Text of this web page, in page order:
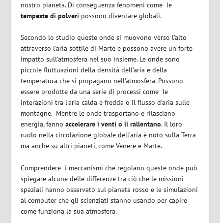
nostro pianeta. Di conseguenza fenomeni come le
tempeste di polveri possono diventare globali.
Secondo lo studio queste onde si muovono verso l’alto
attraverso l’aria sottile di Marte e possono avere un forte
impatto sull’atmosfera nel suo insieme. Le onde sono
piccole fluttuazioni della densità dell’aria e della
temperatura che si propagano nell’atmosfera. Possono
essere prodotte da una serie di processi come le
interazioni tra l’aria calda e fredda o il flusso d’aria sulle
montagne. Mentre le onde trasportano e rilasciano
energia, fannoaccelerare i venti o li rallentano. Il loro
ruolo nella circolazione globale dell’aria è noto sulla Terra
ma anche su altri pianeti, come Venere e Marte.
Comprendere i meccanismi che regolano queste onde può
spiegare alcune delle differenze tra ciò che le missioni
spaziali hanno osservato sul pianeta rosso e le simulazioni
al computer che gli scienziati stanno usando per capire
come funziona la sua atmosfera.